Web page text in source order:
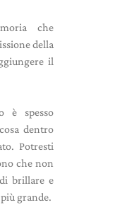
che
della
il
è spesso
dentro
Potresti
che non
brillare e
grande.